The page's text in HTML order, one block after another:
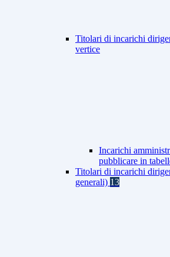
Titolari di incarichi
vertice
Incarichi
pubblicare in
Titolari di incarichi
generali) 13